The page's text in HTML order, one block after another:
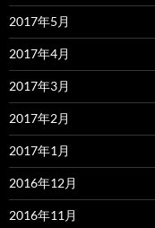
2017年5月
2017年4月
2017年3月
2017年2月
2017年1月
2016年12月
2016年11月